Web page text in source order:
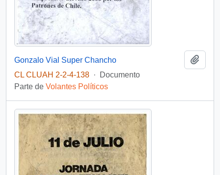
Gonzalo Vial Super Chancho
CL CLUAH 2-2-4-138 ·
Documento
Parte de Volantes Políticos